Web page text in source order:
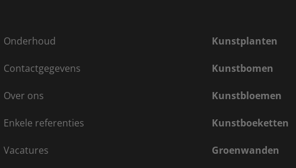
Onderhoud
Contactgegevens
Over ons
Enkele referenties
Vacatures
Kunstplanten
Kunstbomen
Kunstbloemen
Kunstboeketten
Groenwanden